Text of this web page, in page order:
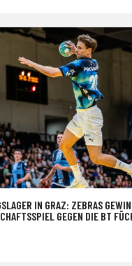
IN GRAZ: ZEBRAS
GEGEN DIE BT